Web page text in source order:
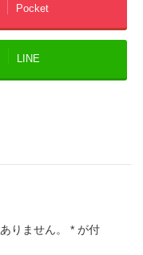
Pocket
LINE
りません。 * が付